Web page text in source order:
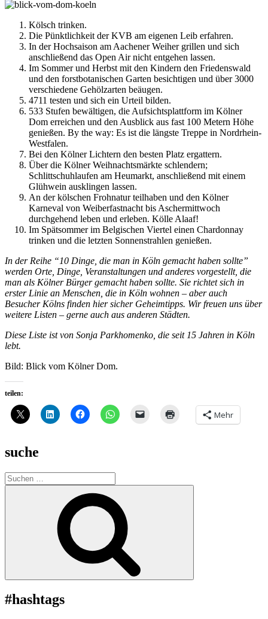
Kölsch trinken.
Die Pünktlichkeit der KVB am eigenen Leib erfahren.
In der Hochsaison am Aachener Weiher grillen und sich
anschließend das Open Air nicht entgehen lassen.
Im Sommer und Herbst mit den Kindern den Friedenswald
und den forstbotanischen Garten besichtigen und über 3000
verschiedene Gehölzarten beäugen.
4711 testen und sich ein Urteil bilden.
533 Stufen bewältigen, die Aufsichtsplattform im Kölner
Dom erreichen und den Ausblick aus fast 100 Metern Höhe
genießen. By the way: Es ist die längste Treppe in Nordrhein-
Westfalen.
Bei den Kölner Lichtern den besten Platz ergattern.
Über die Kölner Weihnachtsmärkte schlendern;
Schlittschuhlaufen am Heumarkt, anschließend mit einem
Glühwein ausklingen lassen.
An der kölschen Frohnatur teilhaben und den Kölner
Karneval von Weiberfastnacht bis Aschermittwoch
durchgehend leben und erleben. Kölle Alaaf!
Im Spätsommer im Belgischen Viertel einen Chardonnay
trinken und die letzten Sonnenstrahlen genießen.
In der Reihe “10 Dinge, die man in Köln gemacht haben sollte”
werden Orte, Dinge, Veranstaltungen und anderes vorgestellt, die
man als Kölner Bürger gemacht haben sollte. Sie richtet sich in
erster Linie an Menschen, die in Köln wohnen – aber auch
Besucher Kölns finden hier sicher Geheimtipps. Wir freuen uns über
weitere Listen – gerne auch aus anderen Städten.
Diese Liste ist von Sonja Parkhomenko, die seit 15 Jahren in Köln
lebt.
Bild: Blick vom Kölner Dom.
teilen:
Mehr
suche
Suche
nach:
#hashtags